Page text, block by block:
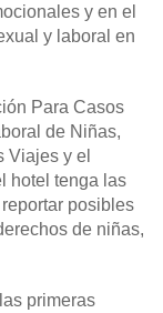
y en el
y laboral en
Para Casos
de Niñas,
Viajes y el
hotel tenga las
posibles
de niñas,
primeras